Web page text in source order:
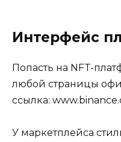
Интерфейс
Попасть на NFT-
любой страницы
ссылка:
У маркетплейса